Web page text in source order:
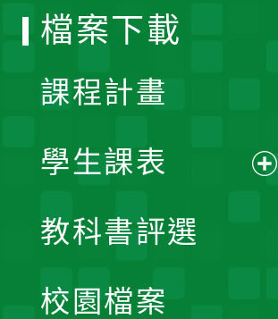
檔案下載
課程計畫
學生課表
教科書評選
校園檔案